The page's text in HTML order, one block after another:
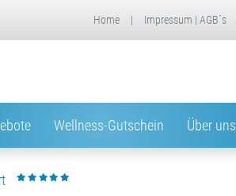
Home | Impressum | AGB´s
Wellness-Gutschein Über uns